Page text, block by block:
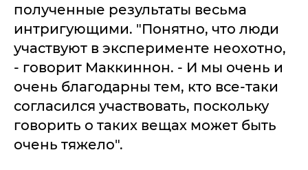
полученные результаты весьма
интригующими. "Понятно, что люди
участвуют в эксперименте неохотно,
- говорит Маккиннон. - И мы очень и
очень благодарны тем, кто все-таки
согласился участвовать, поскольку
говорить о таких вещах может быть
очень тяжело".